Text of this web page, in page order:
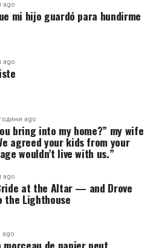
ago
mi hijo guardó para hundirme
ago
ago
bring into my home?” my wife
agreed your kids from your
wouldn’t live with us.”
ago
at the Altar — and Drove
Lighthouse
ago